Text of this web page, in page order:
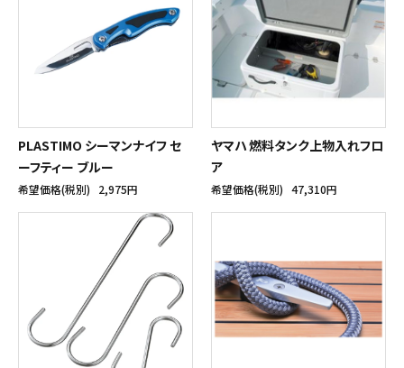
PLASTIMO シーマンナイフ セ
ーフティー ブルー
希望価格(税別) 2,975円
ヤマハ 燃料タンク上物入れフロ
ア
希望価格(税別) 47,310円